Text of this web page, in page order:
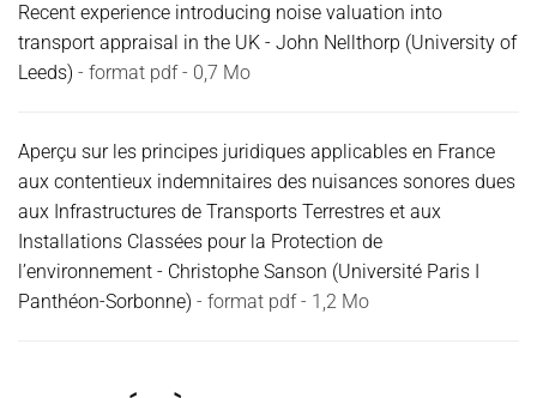
Recent experience introducing noise valuation into
transport appraisal in the UK - John Nellthorp (University of
Leeds) - format pdf - 0,7 Mo
Aperçu sur les principes juridiques applicables en France
aux contentieux indemnitaires des nuisances sonores dues
aux Infrastructures de Transports Terrestres et aux
Installations Classées pour la Protection de
l’environnement - Christophe Sanson (Université Paris I
Panthéon-Sorbonne) - format pdf - 1,2 Mo